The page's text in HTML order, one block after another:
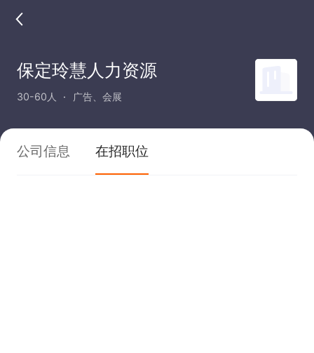
保定玲慧人力资源
30-60人 广告、会展
公司信息 在招职位